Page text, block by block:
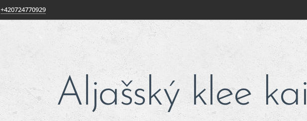
+420724770929
Aljašský klee kai